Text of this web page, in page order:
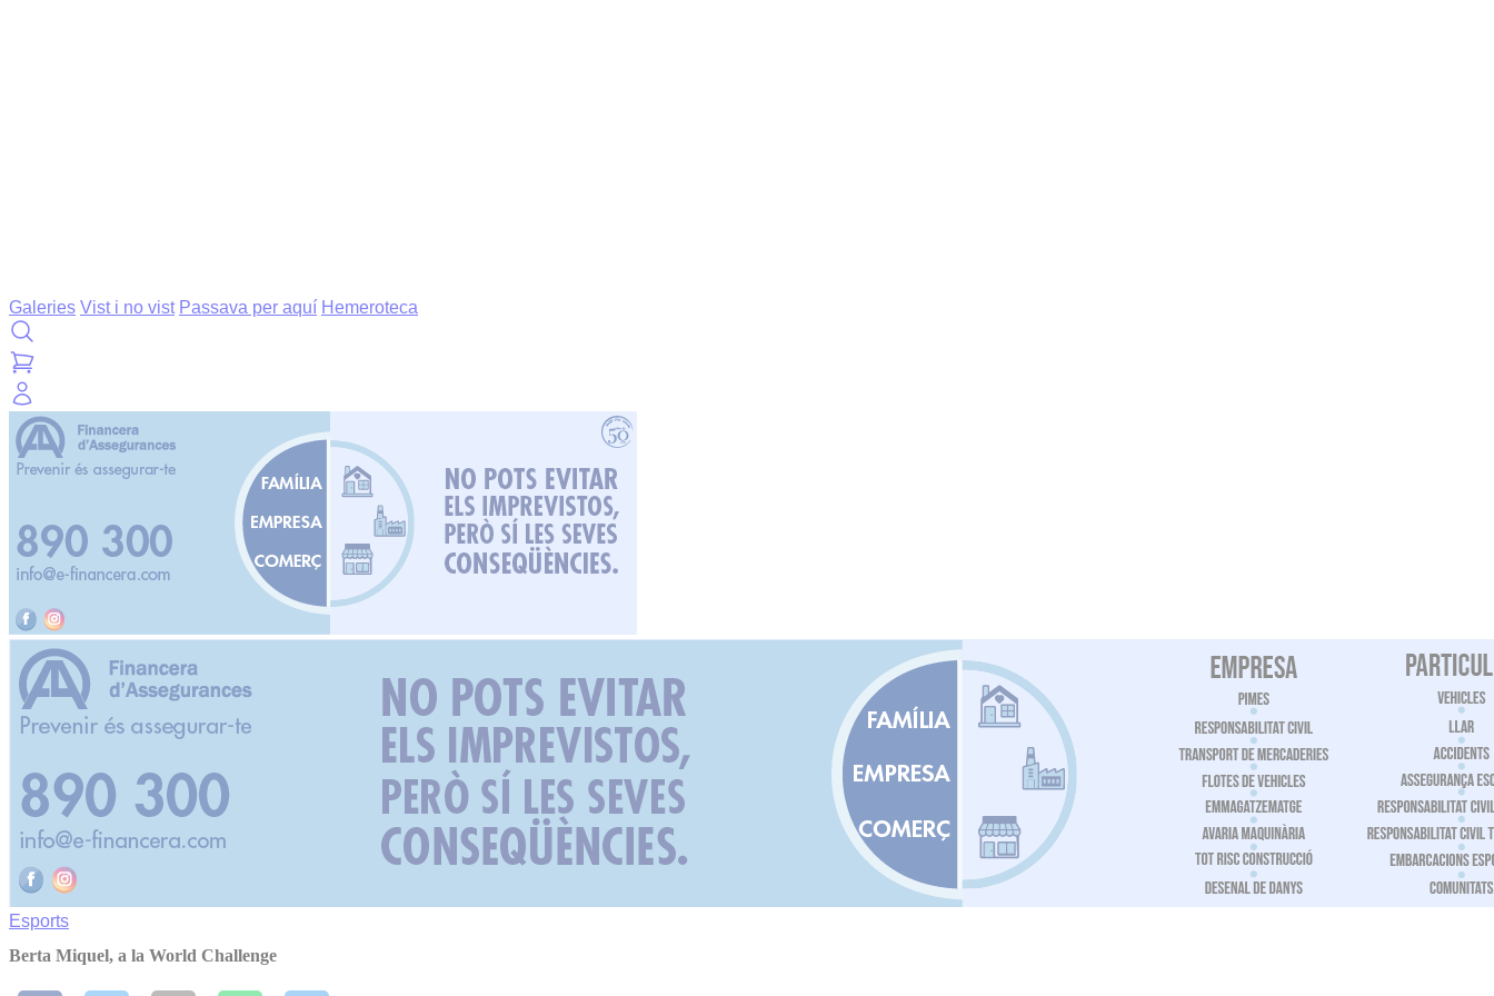
Galeries Vist i no vist Passava per aquí Hemeroteca
Esports
Berta Miquel, a la World Challenge